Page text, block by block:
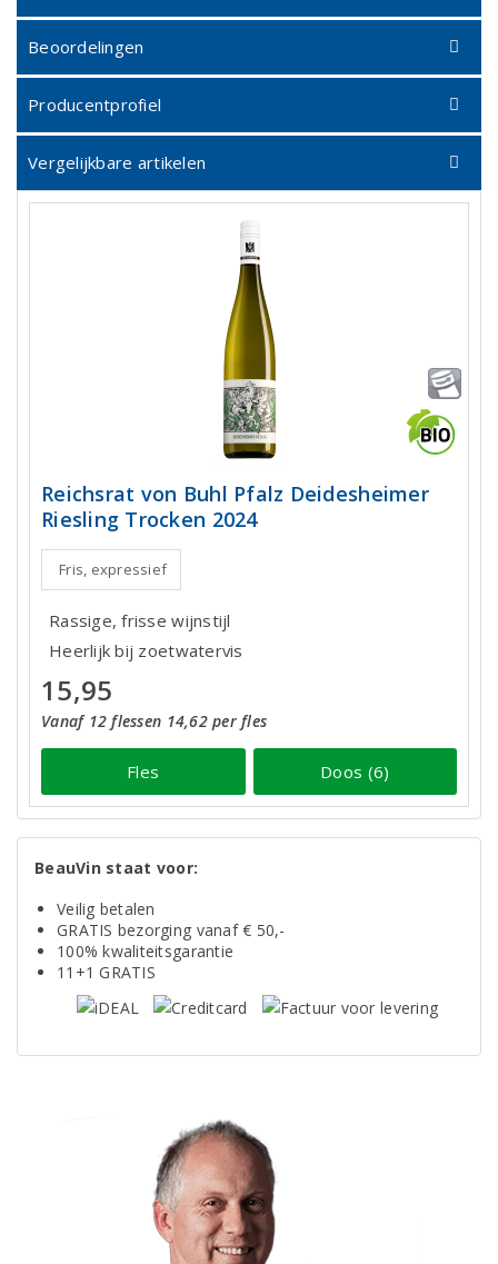
Beoordelingen
Producentprofiel
Vergelijkbare artikelen
Reichsrat von Buhl Pfalz Deidesheimer
Riesling Trocken 2024
Fris, expressief
Rassige, frisse wijnstijl
Heerlijk bij zoetwatervis
15,95
Vanaf 12 flessen 14,62 per fles
Fles Doos (6)
BeauVin staat voor:
Veilig betalen
GRATIS bezorging vanaf € 50,-
100% kwaliteitsgarantie
11+1 GRATIS